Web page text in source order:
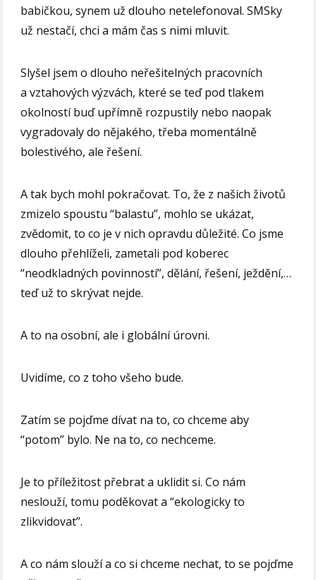
babičkou, synem už dlouho netelefonoval. SMSky
už nestačí, chci a mám čas s nimi mluvit.
Slyšel jsem o dlouho neřešitelných pracovních
a vztahových výzvách, které se teď pod tlakem
okolností buď upřímně rozpustily nebo naopak
vygradovaly do nějakého, třeba momentálně
bolestivého, ale řešení.
A tak bych mohl pokračovat. To, že z našich životů
zmizelo spoustu “balastu”, mohlo se ukázat,
zvědomit, to co je v nich opravdu důležité. Co jsme
dlouho přehlíželi, zametali pod koberec
“neodkladných povinností”, dělání, řešení, ježdění,…
teď už to skrývat nejde.
A to na osobní, ale i globální úrovni.
Uvidíme, co z toho všeho bude.
Zatím se pojďme dívat na to, co chceme aby
“potom” bylo. Ne na to, co nechceme.
Je to příležitost přebrat a uklidit si. Co nám
neslouží, tomu poděkovat a “ekologicky to
zlikvidovat”.
A co nám slouží a co si chceme nechat, to se pojďme